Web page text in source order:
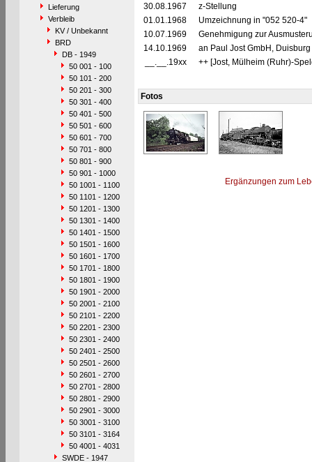
Lieferung
Verbleib
KV / Unbekannt
BRD
DB - 1949
50 001 - 100
50 101 - 200
50 201 - 300
50 301 - 400
50 401 - 500
50 501 - 600
50 601 - 700
50 701 - 800
50 801 - 900
50 901 - 1000
50 1001 - 1100
50 1101 - 1200
50 1201 - 1300
50 1301 - 1400
50 1401 - 1500
50 1501 - 1600
50 1601 - 1700
50 1701 - 1800
50 1801 - 1900
50 1901 - 2000
50 2001 - 2100
50 2101 - 2200
50 2201 - 2300
50 2301 - 2400
50 2401 - 2500
50 2501 - 2600
50 2601 - 2700
50 2701 - 2800
50 2801 - 2900
50 2901 - 3000
50 3001 - 3100
50 3101 - 3164
50 4001 - 4031
SWDE - 1947
30.08.1967
z-Stellung
01.01.1968
Umzeichnung in "052 520-4"
10.07.1969
Genehmigung zur
14.10.1969
an Paul Jost GmbH,
__.__.19xx
++ [Jost, Mülheim (Ruhr)-
Fotos
Ergänzungen zum